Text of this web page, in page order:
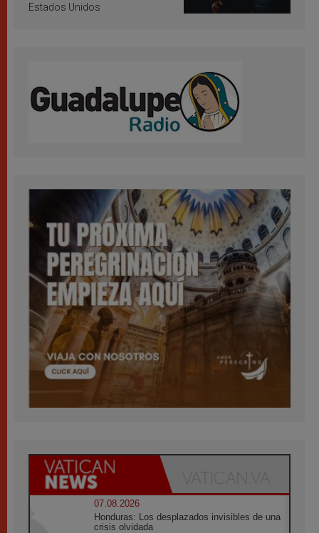
Estados Unidos
07.08.2026
Honduras: Los desplazados invisibles de una
crisis olvidada